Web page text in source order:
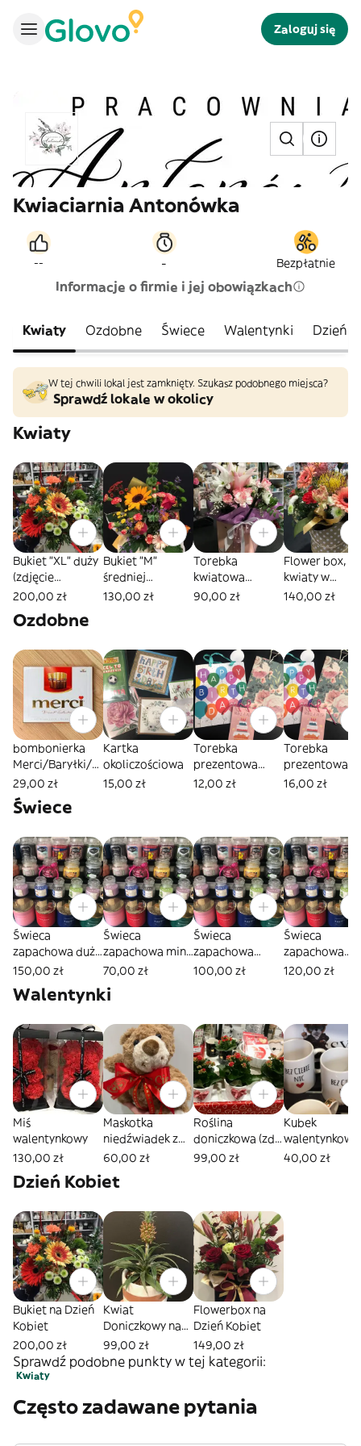
Zaloguj się
Kwiaciarnia Antonówka
-- - Bezpłatnie
Informacje o firmie i jej obowiązkach
Kwiaty Ozdobne Świece Walentynki Dzień
W tej chwili lokal jest zamknięty. Szukasz podobnego miejsca?
Sprawdź lokale w okolicy
Kwiaty
Bukiet "XL" duży
(zdjęcie
poglądowe)
200,00 zł
Bukiet "M"
średniej
wielkości
130,00 zł
Torebka
kwiatowa
(zdjęcie
90,00 zł
Flower box,
kwiaty w
pudełku -
140,00 zł
Ozdobne
bombonierka
Merci/Baryłki/Li
ndt/Toffifi/Rafa
ello
29,00 zł
Kartka
okoliczościowa
15,00 zł
Torebka
prezentowa
SREDNIA
12,00 zł
Torebka
prezentowa
DUZA
16,00 zł
Świece
Świeca
zapachowa duża
ze złotym
150,00 zł
Świeca
zapachowa mini
113g
70,00 zł
Świeca
zapachowa
ŚREDNIA 255g
100,00 zł
Świeca
zapachowa
DUŻA 623g ze
120,00 zł
Walentynki
Miś
walentynkowy
130,00 zł
Maskotka
niedźwiadek z
czerwoną
60,00 zł
Roślina
doniczkowa (zdj
poglądowe) w
99,00 zł
Kubek
walentynkowy
40,00 zł
Dzień Kobiet
Bukiet na Dzień
Kobiet
200,00 zł
Kwiat
Doniczkowy na
Dzień Kobiet
99,00 zł
Flowerbox na
Dzień Kobiet
149,00 zł
Sprawdź podobne punkty w tej kategorii:
Kwiaty
Często zadawane pytania